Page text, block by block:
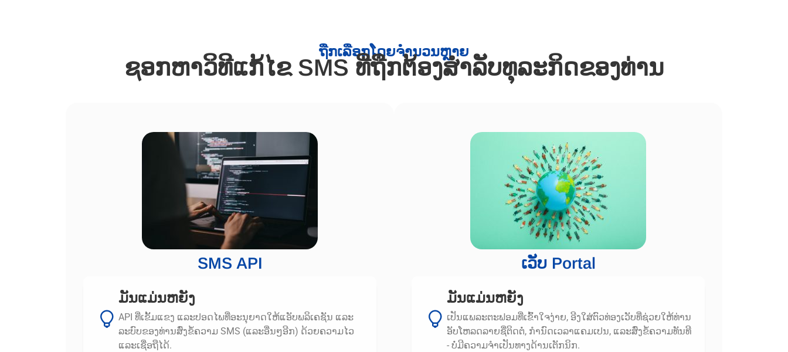
ຖືກເລືອກໂດຍຈໍານວນຫຼາຍ
ຊອກຫາວິທີແກ້ໄຂ SMS ທີ່ຖືກຕ້ອງສໍາລັບທຸລະກິດຂອງທ່ານ
SMS API
ມັນແມ່ນຫຍັງ
API ທີ່ເຂັ້ມແຂງ ແລະປອດໄພທີ່ອະນຸຍາດໃຫ້ແອັບພລິເຄຊັນ ແລະ
ລະບົບຂອງທ່ານສົ່ງຂໍ້ຄວາມ SMS (ແລະອື່ນໆອີກ) ດ້ວຍຄວາມໄວ
ແລະເຊື່ອຖືໄດ້.
ເວັບ Portal
ມັນແມ່ນຫຍັງ
ເປັນແພລະຕະຟອມທີ່ເຂົ້າໃຈງ່າຍ, ອີງໃສ່ຕົວທ່ອງເວັບທີ່ຊ່ວຍໃຫ້ທ່ານ
ອັບໂຫລດລາຍຊື່ຕິດຕໍ່, ກໍານົດເວລາແຄມເປນ, ແລະສົ່ງຂໍ້ຄວາມທັນທີ
- ບໍ່ມີຄວາມຈໍາເປັນທາງດ້ານເຕັກນິກ.